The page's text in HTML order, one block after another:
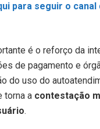
para seguir o canal
é o reforço da
de pagamento e
do uso do
torna a contestação
.